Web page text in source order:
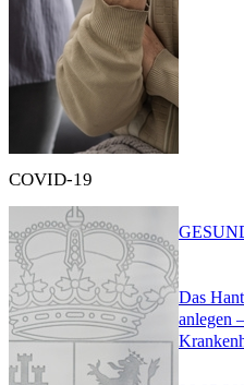
COVID-19
Das
anlegen